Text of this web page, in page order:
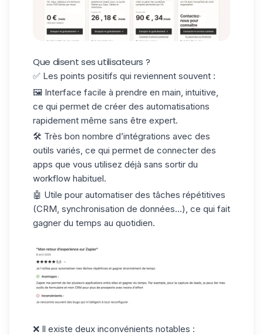
Que disent ses utilisateurs ?
✅ Les points positifs qui reviennent souvent :
🖼️ Interface facile à prendre en main , intuitive,
ce qui permet de créer des automatisations
rapidement même sans être expert.
🛠️ Très bon nombre d’intégrations avec des
outils variés, ce qui permet de connecter des
apps que vous utilisez déjà sans sortir du
workflow habituel.
🤖 Utile pour automatiser des tâches répétitives
(CRM, synchronisation de données...), ce qui fait
gagner du temps au quotidien.
❌ Il existe deux inconvénients notables :